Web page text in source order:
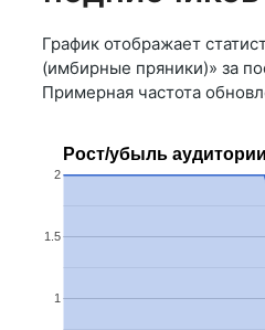
График отображает
(имбирные пряники)» за
Примерная частота
Рост/убыль аудитории
1
1.5
2